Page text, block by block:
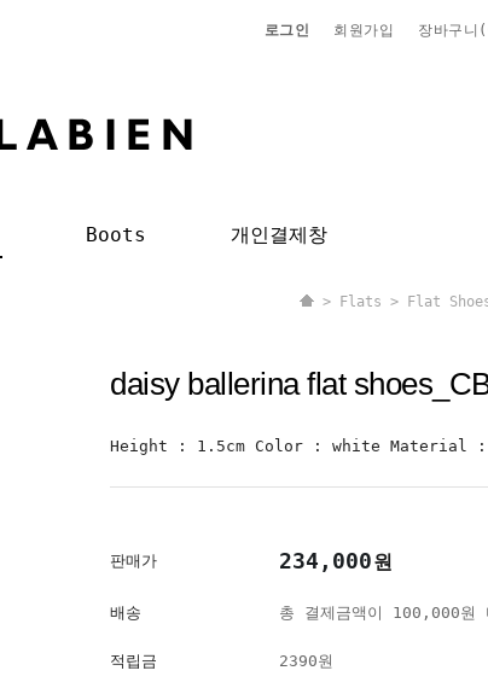
로그인 회원가입 장바구니(
Boots 개인결제창
> Flats > Flat
daisy ballerina flat
Height : 1.5cm Color : white Material :
판매가 234,000원
배송 총 결제금액이 100,000원
적립금 2390원